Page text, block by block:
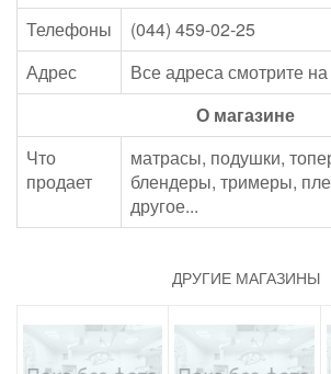
Телефоны
(044) 459-02-25
Адрес
Все адреса смотрите
О магазине
Что
продает
матрасы, подушки,
блендеры, тримеры,
другое...
ДРУГИЕ МАГАЗИНЫ